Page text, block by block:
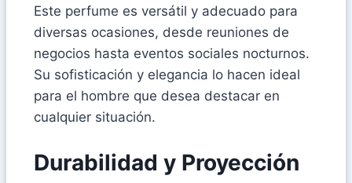
Este perfume es versátil y adecuado para
diversas ocasiones, desde reuniones de
negocios hasta eventos sociales nocturnos.
Su sofisticación y elegancia lo hacen ideal
para el hombre que desea destacar en
cualquier situación.
Durabilidad y Proyección